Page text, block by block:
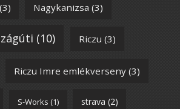
(3) Nagykanizsa (3)
(10) Riczu (3)
Riczu Imre emlékverseny(3)
S-Works (1) strava (2)